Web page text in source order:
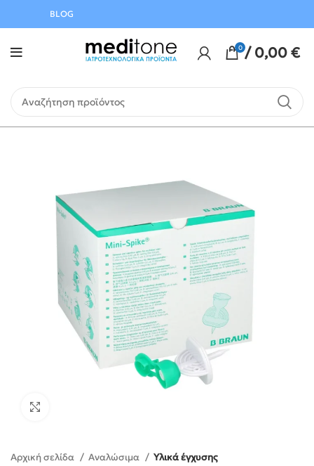
BLOG
0 / 0,00€
Αρχική σελίδα Αναλώσιμα Υλικά έγχυσης
Αυγούστου